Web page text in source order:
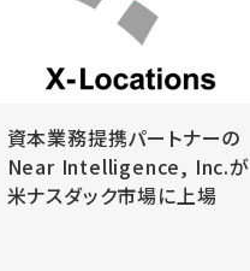
資本業務提携パートナーの
Near Intelligence, Inc.が
米ナスダック市場に上場